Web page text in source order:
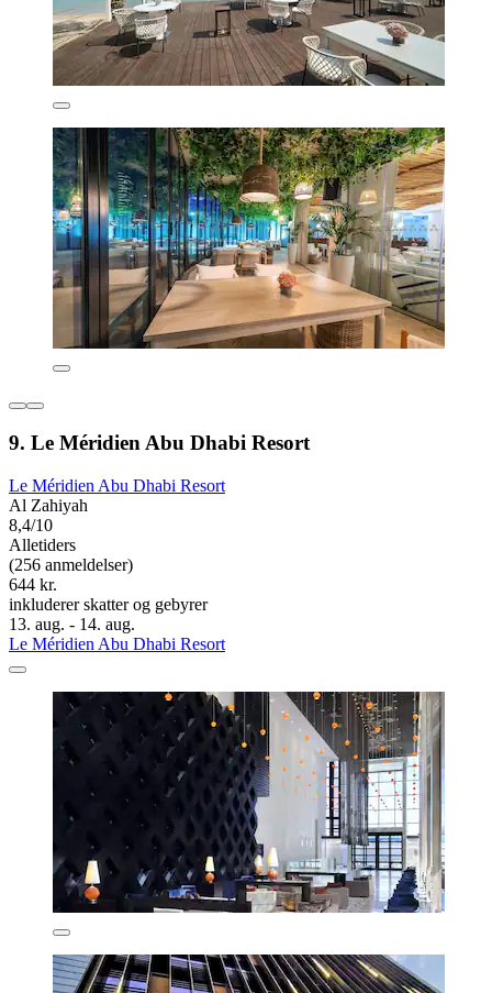
9. Le Méridien Abu Dhabi Resort
Le Méridien Abu Dhabi Resort
Al Zahiyah
8,4/10
Alletiders
(256 anmeldelser)
644 kr.
inkluderer skatter og gebyrer
13. aug. - 14. aug.
Le Méridien Abu Dhabi Resort